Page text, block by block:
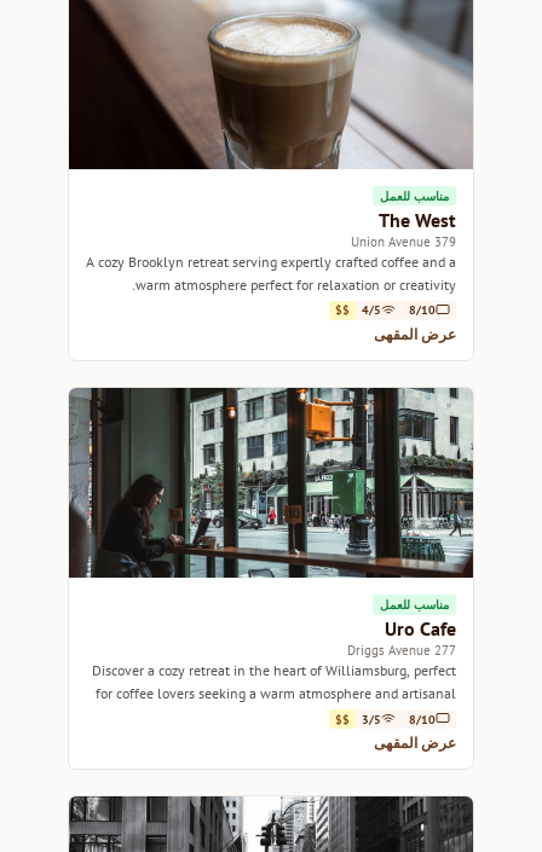
مناسب للعمل
The West
379 Union Avenue
A cozy Brooklyn retreat serving expertly crafted coffee and a
warm atmosphere perfect for relaxation or creativity.
8/10
4/5
$$
عرض المقهى
مناسب للعمل
Uro Cafe
277 Driggs Avenue
Discover a cozy retreat in the heart of Williamsburg, perfect
for coffee lovers seeking a warm atmosphere and artisanal
brews.
8/10
3/5
$$
عرض المقهى